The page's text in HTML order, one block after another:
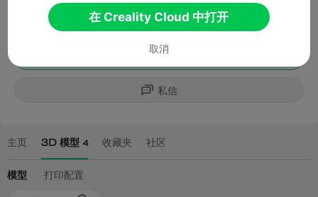
在 Creality Cloud 中打开
取消